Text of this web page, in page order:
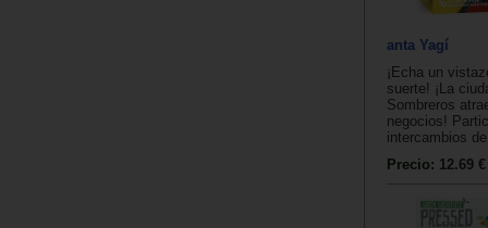
anta Yagí
¡Echa un
suerte! ¡La
Sombreros
negocios!
intercambios
Precio: 12.69 €